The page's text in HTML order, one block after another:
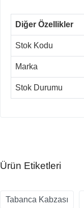
Diğer Özellikler
Stok Kodu
Marka
Stok Durumu
Ürün Etiketleri
Tabanca Kabzası